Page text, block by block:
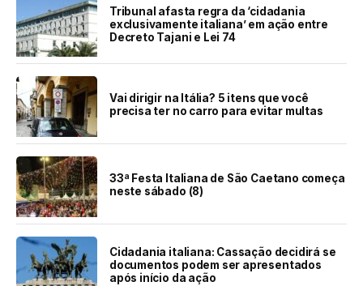
Tribunal afasta regra da ‘cidadania
exclusivamente italiana’ em ação entre
Decreto Tajani e Lei 74
Vai dirigir na Itália? 5 itens que você
precisa ter no carro para evitar multas
33ª Festa Italiana de São Caetano começa
neste sábado (8)
Cidadania italiana: Cassação decidirá se
documentos podem ser apresentados
após início da ação